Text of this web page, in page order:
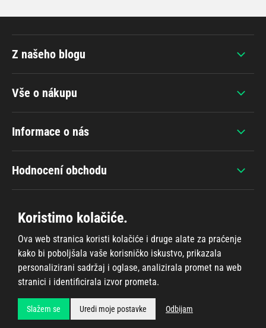
Vše o nákupu
Informace o nás
Hodnocení obchodu
+420 607 383 838
Z našeho blogu
Sva prava pridržana © 2026Ahifi.cz, ostvarenjeShean.cz
Koristimo kolačiće.
Ova web stranica koristi kolačiće i druge alate za praćenje
kako bi poboljšala vaše korisničko iskustvo, prikazala
personalizirani sadržaj i oglase, analizirala promet na web
stranici i identificirala izvor prometa.
Slažem se Uredi moje postavke Odbijam